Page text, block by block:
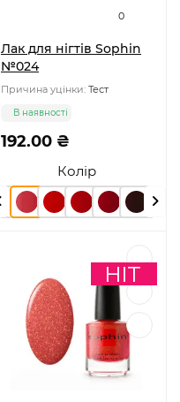
0
Лак для нігтів Sophin
№024
Причина уцінки: Тест
Колір
192.00 ₴
В наявності